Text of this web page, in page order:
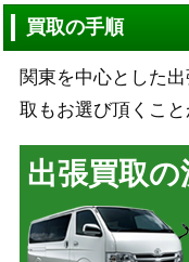
買取の手順
関東を中心とした
取もお選び頂くこと
出張買取の